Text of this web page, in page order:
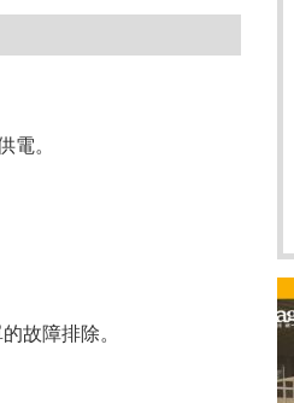
電。
故障排除。